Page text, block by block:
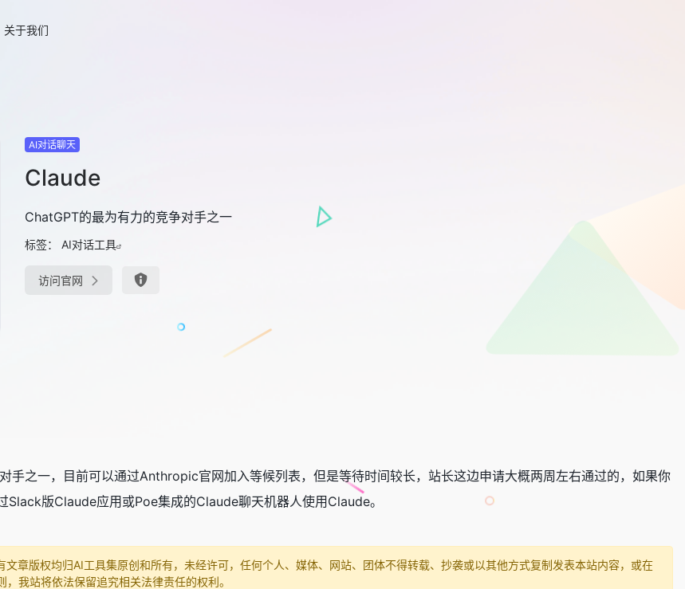
关于我们
AI对话聊天
Claude
ChatGPT的最为有力的竞争对手之一
标签： AI对话工具
访问官网
手之一，目前可以通过Anthropic官网加入等候列表，但是等待时间较长，站长这边申请大概两周左右通过的，如果你
版Claude应用或Poe集成的Claude聊天机器人使用Claude。
章版权均归AI工具集原创和所有，未经许可，任何个人、媒体、网站、团体不得转载、抄袭或以其他方式复制发表本站内容，或在
我站将依法保留追究相关法律责任的权利。